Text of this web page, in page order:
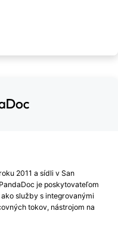
2011 a sídli v San
je poskytovateľom
služby s integrovanými
tokov, nástrojom na